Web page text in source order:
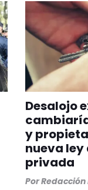
Desalojo
y
nueva
privada
Por